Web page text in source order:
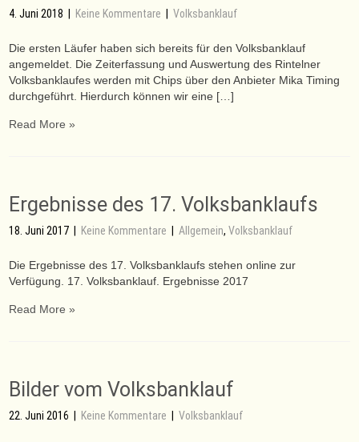
4. Juni 2018 | Keine Kommentare |Volksbanklauf
Die ersten Läufer haben sich bereits für den Volksbanklauf
angemeldet. Die Zeiterfassung und Auswertung des Rintelner
Volksbanklaufes werden mit Chips über den Anbieter Mika Timing
durchgeführt. Hierdurch können wir eine […]
Read More »
Ergebnisse des 17. Volksbanklaufs
18. Juni 2017 | Keine Kommentare |Allgemein,Volksbanklauf
Die Ergebnisse des 17. Volksbanklaufs stehen online zur
Verfügung. 17. Volksbanklauf. Ergebnisse 2017
Read More »
Bilder vom Volksbanklauf
22. Juni 2016 | Keine Kommentare |Volksbanklauf